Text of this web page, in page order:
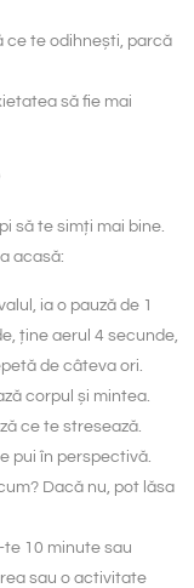
ce te odihnești, parcă
să fie mai
să te simți mai bine.
acasă:
ia o pauză de 1
ține aerul 4 secunde,
de câteva ori.
corpul și mintea.
ce te stresează.
pui în perspectivă.
Dacă nu, pot lăsa
te 10 minute sau
sau o activitate